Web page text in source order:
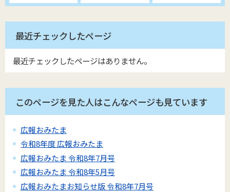
最近チェックしたページ
最近チェックしたページはありません。
このページを見た人はこんなページも見ています
広報おみたま
令和8年度 広報おみたま
広報おみたま 令和8年7月号
広報おみたま 令和8年5月号
広報おみたまお知らせ版 令和8年7月号